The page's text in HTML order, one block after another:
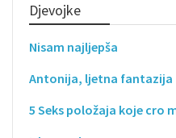
Djevojke
Nisam najljepša
Antonija, ljetna fantazija
5 Seks položaja koje cro